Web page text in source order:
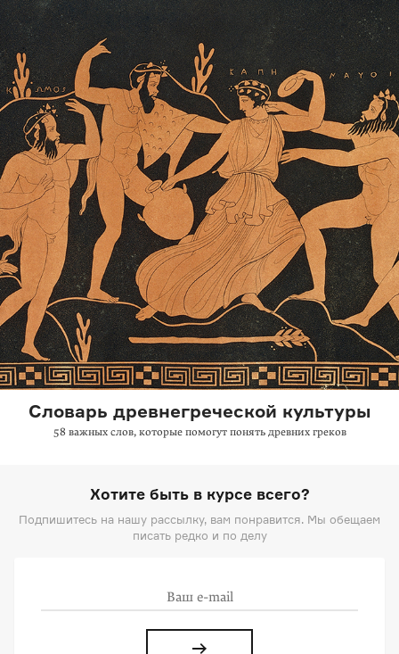
Словарь древнегреческой культуры
58 важных слов, которые помогут понять древних греков
Хотите быть в курсе всего?
Подпишитесь на нашу рассылку, вам понравится. Мы обещаем
писать редко и по делу